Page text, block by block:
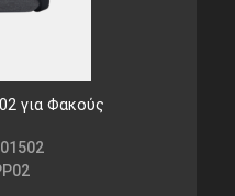
για Φακούς